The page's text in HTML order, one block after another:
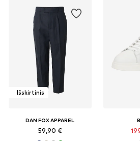
Išskirtinis
DAN FOX APPAREL
59,90 €